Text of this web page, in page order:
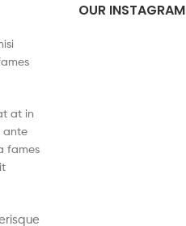
at in
ante
fames
OUR INSTAGRAM